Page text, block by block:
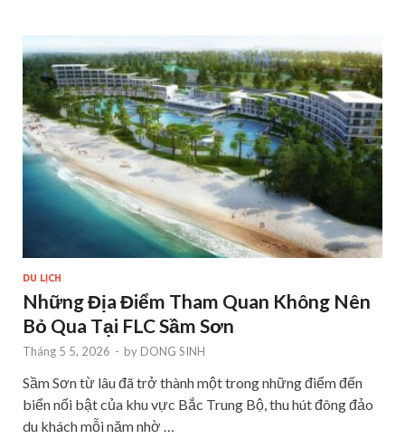
DU LỊCH
Những Địa Điểm Tham Quan Không Nên
Bỏ Qua Tại FLC Sầm Sơn
Tháng 5 5, 2026 - by DONG SINH
Sầm Sơn từ lâu đã trở thành một trong những điểm đến
biển nổi bật của khu vực Bắc Trung Bộ, thu hút đông đảo
du khách mỗi năm nhờ …